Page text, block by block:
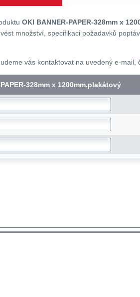
OKI BANNER-PAPER-328mm x
množství, specifikaci požadavků
vás kontaktovat na uvedený e-mail,
328mm x 1200mm.plakátový